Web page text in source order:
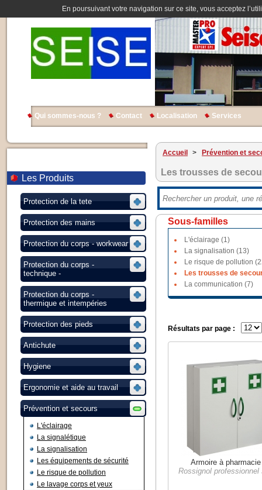
En poursuivant votre navigation sur ce site, vous acceptez
Qui sommes-nous ? Contact Localisation Services
Les Produits
Protection de la tete
Protection des mains
Protection du corps - workwear
Protection du corps -
technique -
Protection du corps -
thermique et intempéries
Protection des pieds
Antichute
Hygiene
Ergonomie et aide au travail
Prévention et secours
L'éclairage
La signalétique
La signalisation
Les équipements de sécurité
Le risque de pollution
Le lavage corps et yeux
Accueil > Prévention et
Les trousses de
Sous-familles
L'éclairage (1)
La signalisation (13)
Le risque de pollution
Les trousses de
La communication (7)
Résultats par page :
Armoire à pharmacie
Rossignol professionnel